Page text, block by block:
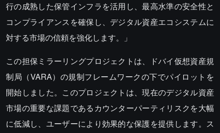
行の成熟した保管インフラを活用し、最高水準の安全性と
コンプライアンスを確保し、デジタル資産エコシステムに
対する市場の信頼を強化します。」
この担保ミラーリングプロジェクトは、ドバイ仮想資産規
制局（VARA）の規制フレームワークの下でパイロットを
開始しました。このプロジェクトは、現在のデジタル資産
市場の重要な課題であるカウンターパーティリスクを大幅
に低減し、ユーザーにより効果的な保護を提供します。ス